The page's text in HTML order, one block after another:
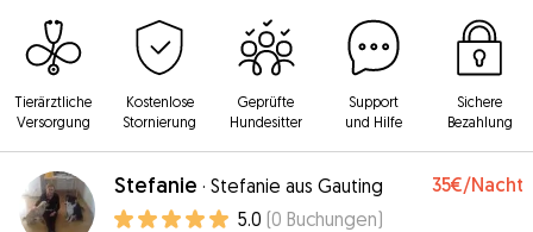
Tierärztliche
Versorgung
Kostenlose
Stornierung
Geprüfte
Hundesitter
Support
und Hilfe
Sichere
Bezahlung
Stefanie · Stefanie aus Gauting 35€/Nacht
5.0 (0 Buchungen)